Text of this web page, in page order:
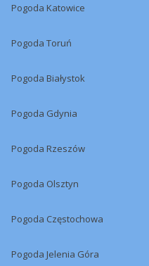
Pogoda Katowice
Pogoda Toruń
Pogoda Białystok
Pogoda Gdynia
Pogoda Rzeszów
Pogoda Olsztyn
Pogoda Częstochowa
Pogoda Jelenia Góra